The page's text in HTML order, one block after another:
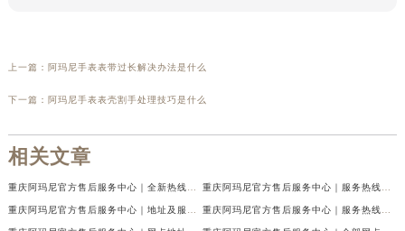
上一篇： 阿玛尼手表表带过长解决办法是什么
下一篇： 阿玛尼手表表壳割手处理技巧是什么
相关文章